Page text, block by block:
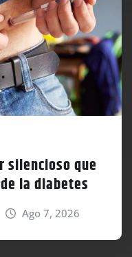
que
la diabetes
Ago 7, 2026